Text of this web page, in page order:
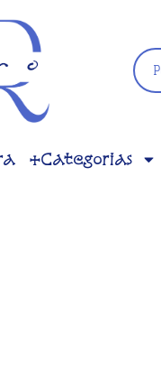
+Categorias